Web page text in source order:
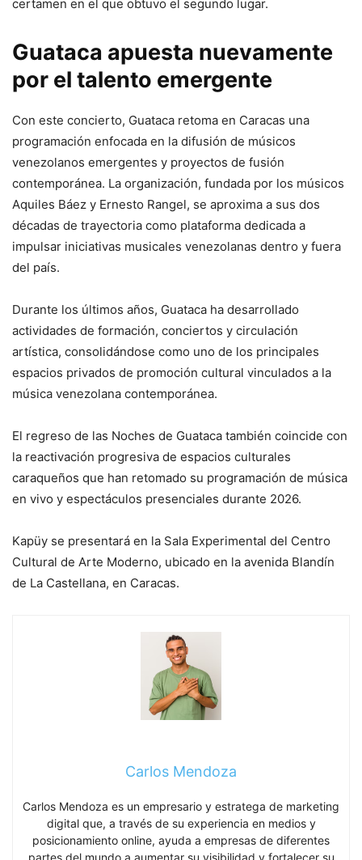
certamen en el que obtuvo el segundo lugar.
Guataca apuesta nuevamente
por el talento emergente
Con este concierto, Guataca retoma en Caracas una
programación enfocada en la difusión de músicos
venezolanos emergentes y proyectos de fusión
contemporánea. La organización, fundada por los músicos
Aquiles Báez y Ernesto Rangel, se aproxima a sus dos
décadas de trayectoria como plataforma dedicada a
impulsar iniciativas musicales venezolanas dentro y fuera
del país.
Durante los últimos años, Guataca ha desarrollado
actividades de formación, conciertos y circulación
artística, consolidándose como uno de los principales
espacios privados de promoción cultural vinculados a la
música venezolana contemporánea.
El regreso de las Noches de Guataca también coincide con
la reactivación progresiva de espacios culturales
caraqueños que han retomado su programación de música
en vivo y espectáculos presenciales durante 2026.
Kapüy se presentará en la Sala Experimental del Centro
Cultural de Arte Moderno, ubicado en la avenida Blandín
de La Castellana, en Caracas.
Carlos Mendoza
Carlos Mendoza es un empresario y estratega de marketing
digital que, a través de su experiencia en medios y
posicionamiento online, ayuda a empresas de diferentes